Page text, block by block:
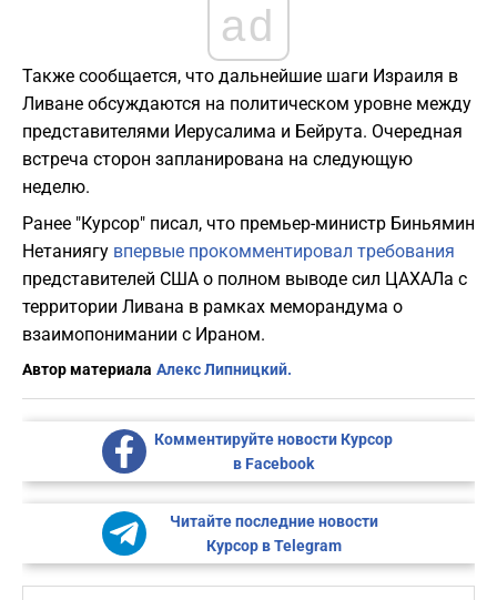
ad
Также сообщается, что дальнейшие шаги Израиля в
Ливане обсуждаются на политическом уровне между
представителями Иерусалима и Бейрута. Очередная
встреча сторон запланирована на следующую
неделю.
Ранее "Курсор" писал, что премьер-министр Биньямин
Нетаниягу впервые прокомментировал требования
представителей США о полном выводе сил ЦАХАЛа с
территории Ливана в рамках меморандума о
взаимопонимании с Ираном.
Автор материала Алекс Липницкий.
Комментируйте новости Курсор
в Facebook
Читайте последние новости
Курсор в Telegram